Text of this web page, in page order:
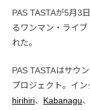
PAS TASTAが5月3
るワンマン・ライ
れた。
PAS TASTAはサウ
プロジェクト。イ
hirihiri、 Kabanagu、